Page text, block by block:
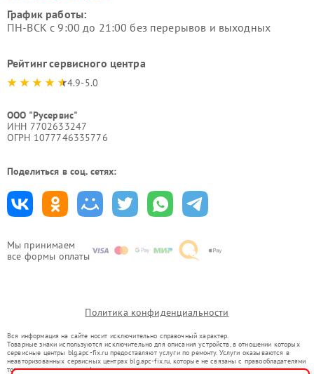
Мы принимаем
все формы оплаты
График работы:
ПН-ВСК с 9:00 до 21:00 без перерывов и выходных
Рейтинг сервисного центра
4.9-5.0
ООО "Русервис"
ИНН 7702633247
ОГРН 1077746335776
Поделиться в соц. сетях:
Политика конфиденциальности
Вся информация на сайте носит исключительно справочный характер.
Товарные знаки используются исключительно для описания устройств, в отношении которых
сервисные центры blg.apc-fix.ru предоставляют услуги по ремонту. Услуги оказываются в
неавторизованных сервисных центрах blg.apc-fix.ru, которые не связаны с правообладателями
товарных знаков или их официальными представителями.